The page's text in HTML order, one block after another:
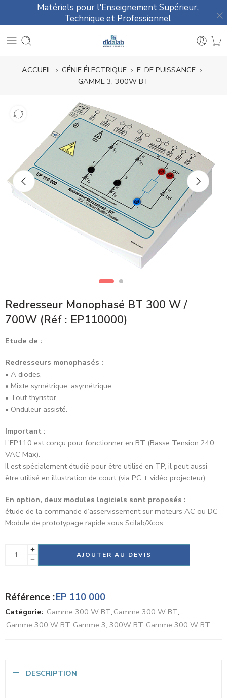
Matériels pour l'Enseignement Supérieur,
Technique et Professionnel
ACCUEIL GÉNIE ÉLECTRIQUE
E. DE PUISSANCE
GAMME 3, 300W BT
Redresseur Monophasé BT 300 W /
700W (Réf : EP110000)
Etude de :
Redresseurs monophasés :
• A diodes,
• Mixte symétrique, asymétrique,
• Tout thyristor,
• Onduleur assisté.
Important :
L’EP110 est conçu pour fonctionner en BT (Basse Tension 240
VAC Max).
Il est spécialement étudié pour être utilisé en TP, il peut aussi
être utilisé en illustration de court (via PC + vidéo projecteur).
En option, deux modules logiciels sont proposés :
étude de la commande d’asservissement sur moteurs AC ou DC
Module de prototypage rapide sous Scilab/Xcos.
AJOUTER AU DEVIS
Alternative:
Référence :EP 110 000
Catégorie: Gamme 300 W BT, Gamme 300 W BT,
Gamme 300 W BT, Gamme 3, 300W BT, Gamme 300 W BT
DESCRIPTION